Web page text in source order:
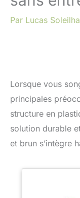
Par Lucas
Lorsque vous
principales
structure en
solution durable
et brun s’intègre